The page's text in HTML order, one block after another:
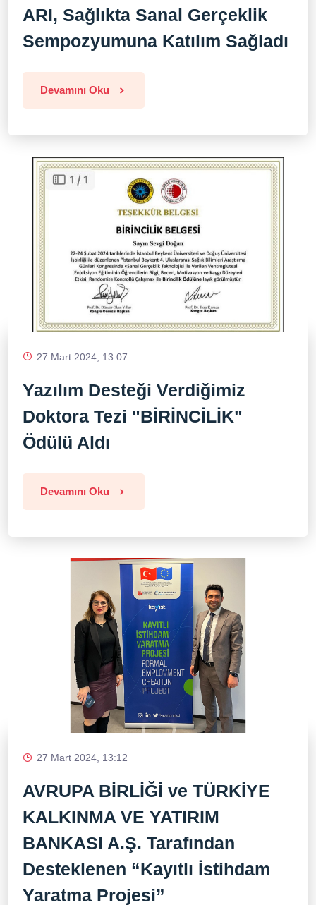
ARI, Sağlıkta Sanal Gerçeklik
Sempozyumuna Katılım Sağladı
Devamını Oku
27 Mart 2024, 13:07
Yazılım Desteği Verdiğimiz
Doktora Tezi "BİRİNCİLİK"
Ödülü Aldı
Devamını Oku
27 Mart 2024, 13:12
AVRUPA BİRLİĞİ ve TÜRKİYE
KALKINMA VE YATIRIM
BANKASI A.Ş. Tarafından
Desteklenen “Kayıtlı İstihdam
Yaratma Projesi”